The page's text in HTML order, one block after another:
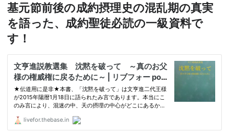
基元節前後の成約摂理史の混乱期の真実
を語った、成約聖徒必読の一級資料で
す！